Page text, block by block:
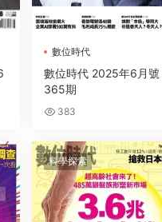
數位時代
數位時代 2025年6月號
365期
383
科學探索